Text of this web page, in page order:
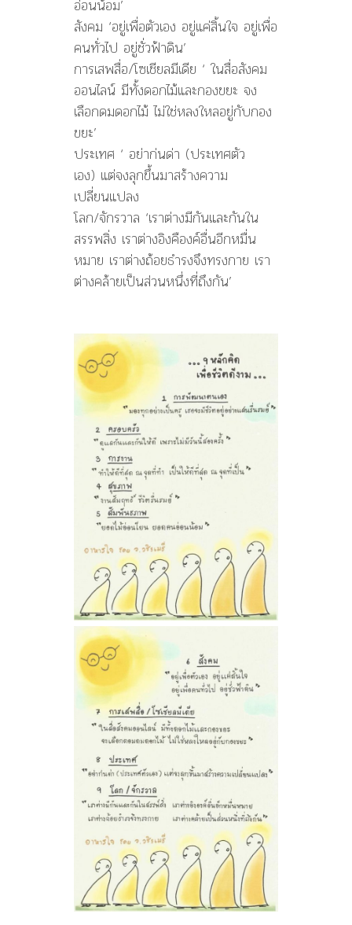
อ่อนน้อม’
สังคม ‘อยู่เพื่อตัวเอง อยู่แค่สิ้นใจ อยู่เพื่อ
คนทั่วไป อยู่ชั่วฟ้าดิน’
การเสพสื่อ/โซเชียลมีเดีย ‘ ในสื่อสังคม
ออนไลน์ มีทั้งดอกไม้และกองขยะ จง
เลือกดมดอกไม้ ไม่ใช่หลงใหลอยู่กับกอง
ขยะ’
ประเทศ ‘ อย่าก่นด่า (ประเทศตัว
เอง) แต่จงลุกขึ้นมาสร้างความ
เปลี่ยนแปลง
โลก/จักรวาล ‘เราต่างมีกันและกันใน
สรรพสิ่ง เราต่างอิงคืองค์อื่นอีกหมื่น
หมาย เราต่างถ้อยธำรงจึงทรงกาย เรา
ต่างคล้ายเป็นส่วนหนึ่งที่ถึงกัน’